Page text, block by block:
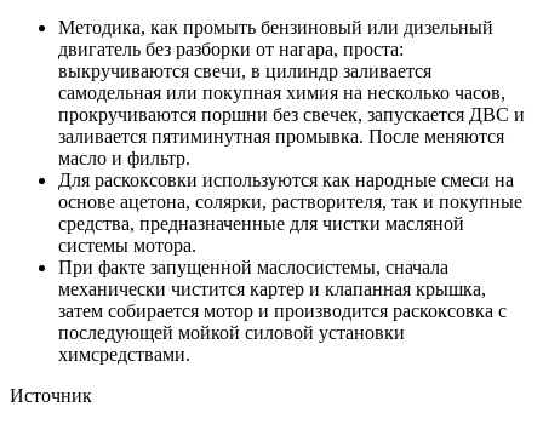
Методика, как промыть бензиновый или дизельный
двигатель без разборки от нагара, проста:
выкручиваются свечи, в цилиндр заливается
самодельная или покупная химия на несколько часов,
прокручиваются поршни без свечек, запускается ДВС и
заливается пятиминутная промывка. После меняются
масло и фильтр.
Для раскоксовки используются как народные смеси на
основе ацетона, солярки, растворителя, так и покупные
средства, предназначенные для чистки масляной
системы мотора.
При факте запущенной маслосистемы, сначала
механически чистится картер и клапанная крышка,
затем собирается мотор и производится раскоксовка с
последующей мойкой силовой установки
химсредствами.
Источник